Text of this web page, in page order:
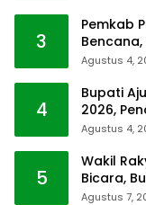
3
Pemkab
Agustus 4,
4
Bupati
2026,
Agustus 4,
5
Wakil
Bicara,
Agustus 7,